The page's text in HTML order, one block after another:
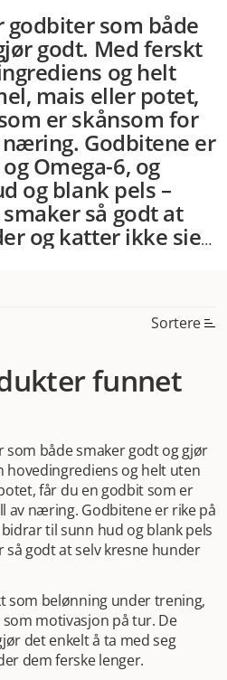
godbiter som både
godt. Med ferskt
og helt
mais eller potet,
er skånsom for
Godbitene er
Omega-6, og
og blank pels –
så godt at
og katter ikke sier
gjør
dem ferske
får du
og velsmakende
om du har en
en kravstor katt.
Sortere
funnet
som både smaker godt og gjør
hovedingrediens og helt uten
får du en godbit som er
av næring. Godbitene er rike på
til sunn hud og blank pels
så godt at selv kresne hunder
som belønning under trening,
motivasjon på tur. De
det enkelt å ta med seg
dem ferske lenger.